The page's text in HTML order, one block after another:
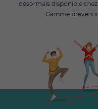
désormais disponible
Gamme